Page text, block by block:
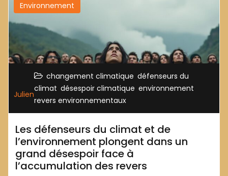
Environnement
Julien
changement climatique défenseurs du
climat désespoir climatique environnement
revers environnementaux
Les défenseurs du climat et de
l’environnement plongent dans un
grand désespoir face à
l’accumulation des revers